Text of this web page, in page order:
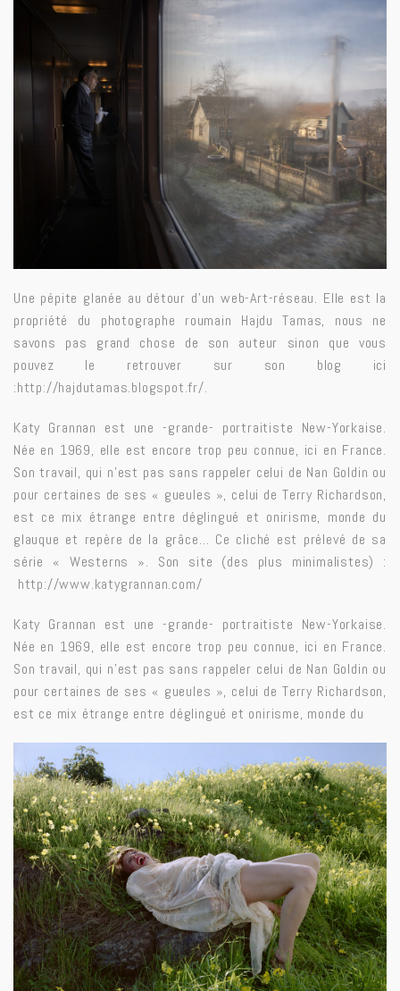
Une pépite glanée au détour d’un web-Art-réseau. Elle est la
propriété du photographe roumain Hajdu Tamas, nous ne
savons pas grand chose de son auteur sinon que vous
pouvez le retrouver sur son blog ici
:http://hajdutamas.blogspot.fr/.
Katy Grannan est une -grande- portraitiste New-Yorkaise.
Née en 1969, elle est encore trop peu connue, ici en France.
Son travail, qui n’est pas sans rappeler celui de Nan Goldin ou
pour certaines de ses « gueules », celui de Terry Richardson,
est ce mix étrange entre déglingué et onirisme, monde du
glauque et repère de la grâce… Ce cliché est prélevé de sa
série « Westerns ». Son site (des plus minimalistes) :
http://www.katygrannan.com/
Katy Grannan est une -grande- portraitiste New-Yorkaise.
Née en 1969, elle est encore trop peu connue, ici en France.
Son travail, qui n’est pas sans rappeler celui de Nan Goldin ou
pour certaines de ses « gueules », celui de Terry Richardson,
est ce mix étrange entre déglingué et onirisme, monde du